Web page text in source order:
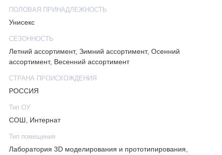
ПОЛОВАЯ ПРИНАДЛЕЖНОСТЬ
Унисекс
СЕЗОННОСТЬ
Летний ассортимент, Зимний ассортимент, Осенний
ассортимент, Весенний ассортимент
СТРАНА ПРОИСХОЖДЕНИЯ
РОССИЯ
Тип ОУ
СОШ, Интернат
Тип помещения
Лаборатория 3D моделирования и прототипирования,